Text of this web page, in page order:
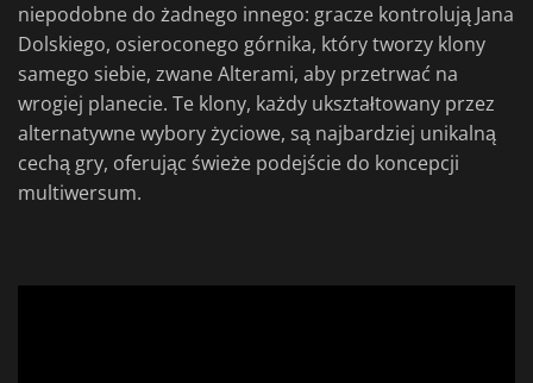
niepodobne do żadnego innego: gracze kontrolują Jana
Dolskiego, osieroconego górnika, który tworzy klony
samego siebie, zwane Alterami, aby przetrwać na
wrogiej planecie. Te klony, każdy ukształtowany przez
alternatywne wybory życiowe, są najbardziej unikalną
cechą gry, oferując świeże podejście do koncepcji
multiwersum.